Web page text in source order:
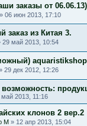
заказы от 06.06.13)
» 06 июн 2013, 17:10
заказ из Китая 3.
29 май 2013, 10:54
29 дек 2012, 12:26
май 2013, 11:16
клонов 2 вер.2
М » 12 апр 2013, 15:04